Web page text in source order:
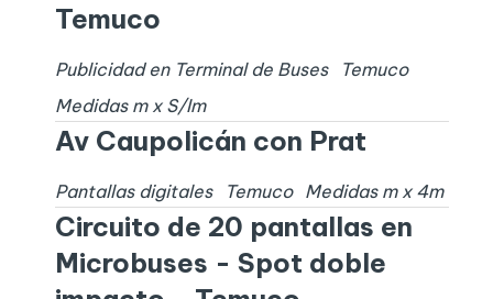
Temuco
Publicidad en Terminal de Buses
Temuco
Medidas m x S/Im
Av Caupolicán con Prat
Pantallas digitales Temuco Medidas m x 4m
Circuito de 20 pantallas en
Microbuses - Spot doble